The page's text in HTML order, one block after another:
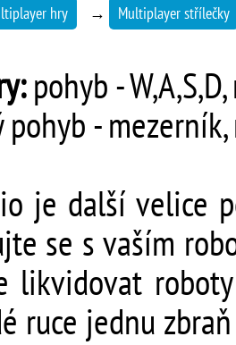
hry → Multiplayer střílečky
pohyb -
-
je další velice
se s vaším
likvidovat
ruce jednu